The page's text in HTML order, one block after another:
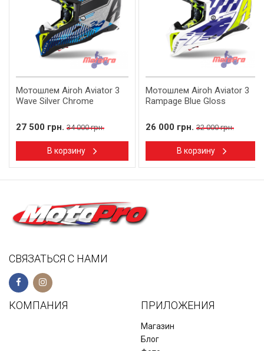
Мотошлем Airoh Aviator 3
Wave Silver Chrome
27 500 грн. 34 000 грн.
В корзину
Мотошлем Airoh Aviator 3
Rampage Blue Gloss
26 000 грн. 32 000 грн.
В корзину
СВЯЗАТЬСЯ С НАМИ
КОМПАНИЯ ПРИЛОЖЕНИЯ
Магазин
Блог